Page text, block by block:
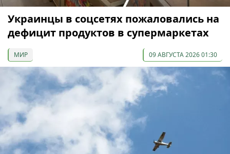
Украинцы в соцсетях пожаловались на
дефицит продуктов в супермаркетах
МИР 09 АВГУСТА 2026 01:30